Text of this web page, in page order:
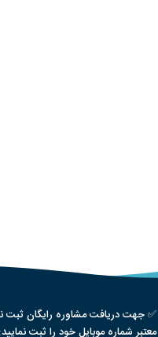
✅ جهت دریافت مشاوره رایگان ثبت
معتبر شماره موبایل خود را ثبت نمایید: